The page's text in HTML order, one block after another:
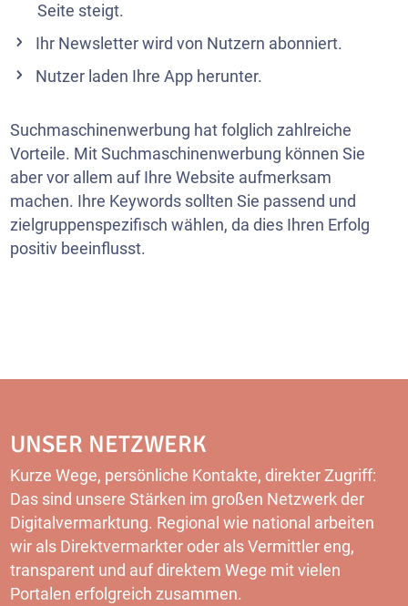
Seite steigt.
Ihr Newsletterwird von Nutzern abonniert.
Nutzer laden Ihre App herunter.
Suchmaschinenwerbung hat folglich zahlreiche
Vorteile. Mit Suchmaschinenwerbung können Sie
aber vor allem auf Ihre Website aufmerksam
machen. Ihre Keywords sollten Sie passend und
zielgruppenspezifisch wählen, da dies Ihren Erfolg
positiv beeinflusst.
UNSER NETZWERK
Kurze Wege, persönliche Kontakte, direkter Zugriff:
Das sind unsere Stärken im großen Netzwerk der
Digitalvermarktung. Regional wie national arbeiten
wir als Direktvermarkter oder als Vermittler eng,
transparent und auf direktem Wege mit vielen
Portalen erfolgreich zusammen.